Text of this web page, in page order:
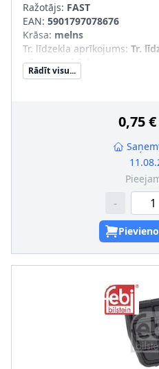
Ražotājs: FAST
EAN: 5901797078676
Krāsa: melns
Tr. līdzekļa aprīkojums: Tr.
pārnesumkārbu
Masa [g]:80
Rādīt visu...
0,75 €
-